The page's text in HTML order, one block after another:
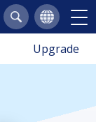
Upgrade